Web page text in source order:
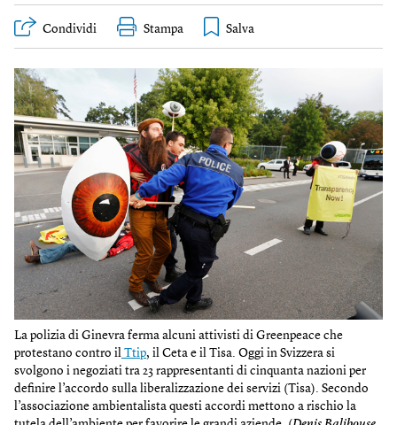
Condividi Stampa
La polizia di Ginevra ferma alcuni attivisti di Greenpeace che
protestano contro il Ttip, il Ceta e il Tisa. Oggi in Svizzera si
svolgono i negoziati tra 23 rappresentanti di cinquanta nazioni per
definire l’accordo sulla liberalizzazione dei servizi (Tisa). Secondo
l’associazione ambientalista questi accordi mettono a rischio la